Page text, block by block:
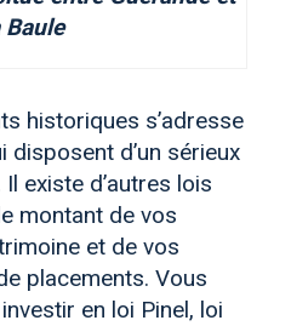
Baule
historiques s’adresse
disposent d’un sérieux
existe d’autres lois
montant de vos
et de vos
placements. Vous
en loi Pinel, loi